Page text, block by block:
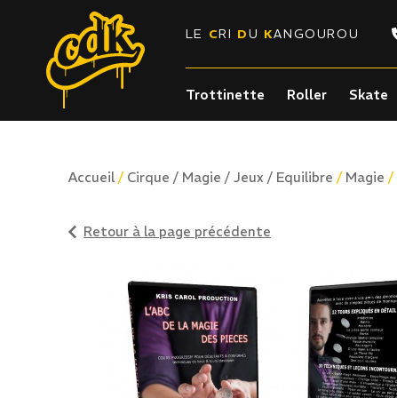
LE CRI DU KANGOUROU
Trottinette Roller Skate
Accueil / Cirque / Magie / Jeux / Equilibre / Magie /
Retour à la page précédente